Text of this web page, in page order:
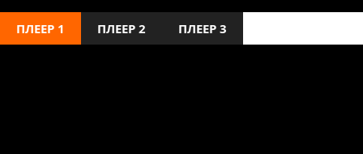
ПЛЕЕР 1 ПЛЕЕР 2 ПЛЕЕР 3